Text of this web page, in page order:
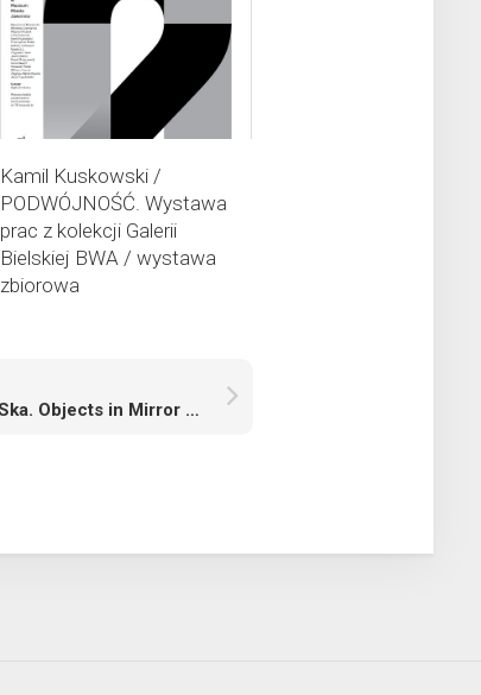
Kamil Kuskowski /
PODWÓJNOŚĆ. Wystawa
prac z kolekcji Galerii
Bielskiej BWA / wystawa
zbiorowa
Aleksandra Ska. Objects in Mirror are Closer than They Appear